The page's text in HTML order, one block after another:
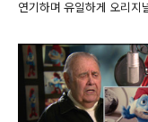
연기하며 유일하게 오리지